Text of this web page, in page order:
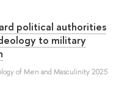
political authorities
to military
of Men and Masculinity 2025